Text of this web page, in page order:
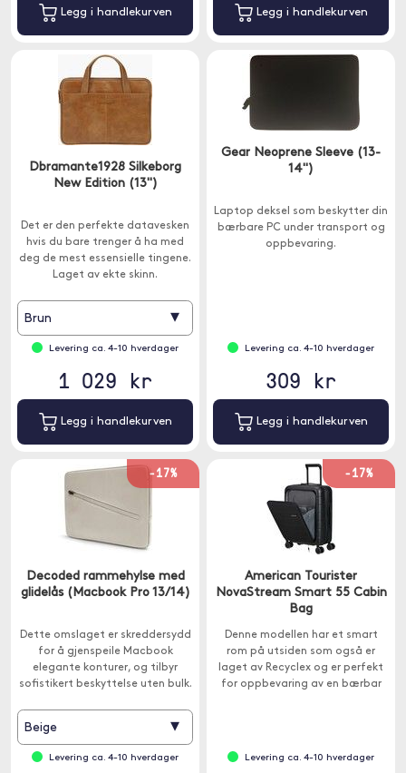
Legg i handlekurven Legg i handlekurven
Dbramante1928 Silkeborg
New Edition (13")
Det er den perfekte datavesken
hvis du bare trenger å ha med
deg de mest essensielle tingene.
Laget av ekte skinn.
Brun ▾
Levering ca. 4-10 hverdager
1 029 kr
Legg i handlekurven
Gear Neoprene Sleeve (13-
14")
Laptop deksel som beskytter din
bærbare PC under transport og
oppbevaring.
Levering ca. 4-10 hverdager
309 kr
Legg i handlekurven
-17%
Decoded rammehylse med
glidelås (Macbook Pro 13/14)
Dette omslaget er skreddersydd
for å gjenspeile Macbook
elegante konturer, og tilbyr
sofistikert beskyttelse uten bulk.
Beige ▾
Levering ca. 4-10 hverdager
-17%
American Tourister
NovaStream Smart 55 Cabin
Bag
Denne modellen har et smart
rom på utsiden som også er
laget av Recyclex og er perfekt
for oppbevaring av en bærbar
Levering ca. 4-10 hverdager